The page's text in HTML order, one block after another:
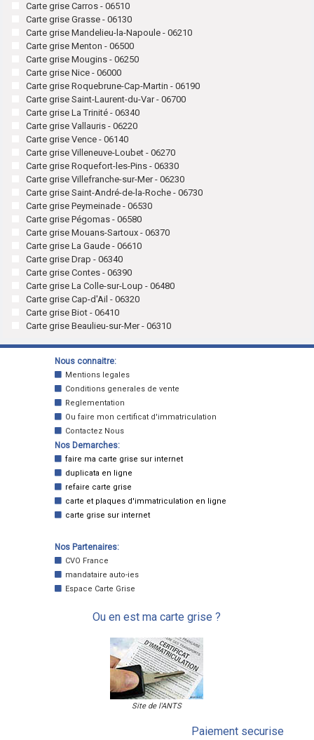
Carte grise Carros - 06510
Carte grise Grasse - 06130
Carte grise Mandelieu-la-Napoule - 06210
Carte grise Menton - 06500
Carte grise Mougins - 06250
Carte grise Nice - 06000
Carte grise Roquebrune-Cap-Martin - 06190
Carte grise Saint-Laurent-du-Var - 06700
Carte grise La Trinité - 06340
Carte grise Vallauris - 06220
Carte grise Vence - 06140
Carte grise Villeneuve-Loubet - 06270
Carte grise Roquefort-les-Pins - 06330
Carte grise Villefranche-sur-Mer - 06230
Carte grise Saint-André-de-la-Roche - 06730
Carte grise Peymeinade - 06530
Carte grise Pégomas - 06580
Carte grise Mouans-Sartoux - 06370
Carte grise La Gaude - 06610
Carte grise Drap - 06340
Carte grise Contes - 06390
Carte grise La Colle-sur-Loup - 06480
Carte grise Cap-d'Ail - 06320
Carte grise Biot - 06410
Carte grise Beaulieu-sur-Mer - 06310
Nous connaitre:
Mentions legales
Conditions generales de vente
Reglementation
Ou faire mon certificat d'immatriculation
Contactez Nous
Nos Demarches:
faire ma carte grise sur internet
duplicata en ligne
refaire carte grise
carte et plaques d'immatriculation en ligne
carte grise sur internet
Nos Partenaires:
CVO France
mandataire auto-ies
Espace Carte Grise
Ou en est ma carte grise ?
Site de l'ANTS
Paiement securise